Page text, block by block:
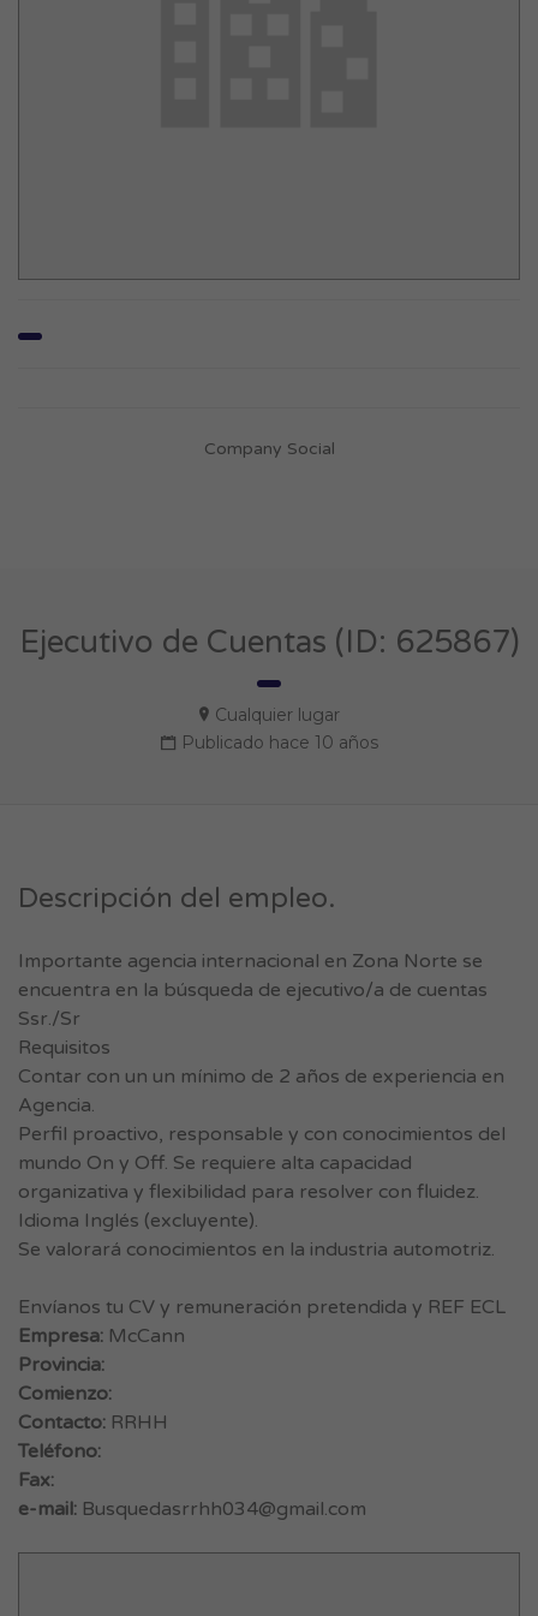
Company Social
Ejecutivo de Cuentas (ID: 625867)
Cualquier lugar
Publicado hace 10 años
Descripción del empleo.
Importante agencia internacional en Zona Norte se
encuentra en la búsqueda de ejecutivo/a de cuentas
Ssr./Sr
Requisitos
Contar con un un mínimo de 2 años de experiencia en
Agencia.
Perfil proactivo, responsable y con conocimientos del
mundo On y Off. Se requiere alta capacidad
organizativa y flexibilidad para resolver con fluidez.
Idioma Inglés (excluyente).
Se valorará conocimientos en la industria automotriz.
Envíanos tu CV y remuneración pretendida y REF ECL
Empresa: McCann
Provincia:
Comienzo:
Contacto: RRHH
Teléfono:
Fax:
e-mail: Busquedasrrhh034@gmail.com